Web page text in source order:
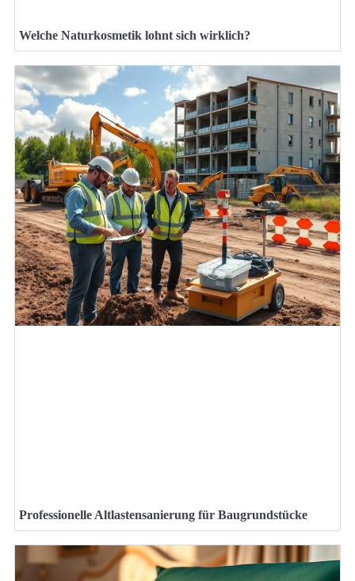
Welche Naturkosmetik lohnt sich wirklich?
Professionelle Altlastensanierung für Baugrundstücke